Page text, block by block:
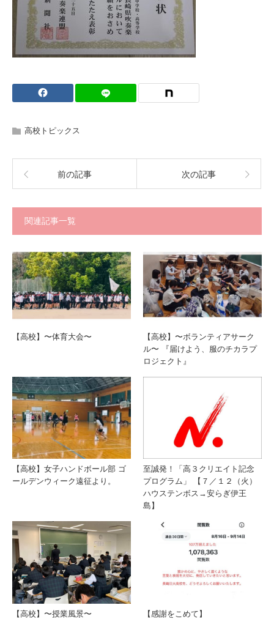
高校トピックス
前の記事 次の記事
関連記事一覧
【高校】〜体育大会〜
【高校】〜ボランティアサーク
ル〜 『届けよう、服のチカラプ
ロジェクト』
【高校】女子ハンドボール部 ゴ
ールデンウィーク遠征より。
至誠発！「高３クリエイト記念
プログラム」 【７／１２（火）
ハウステンボス→安らぎ伊王
島】
【高校】〜授業風景〜 【感謝をこめて】